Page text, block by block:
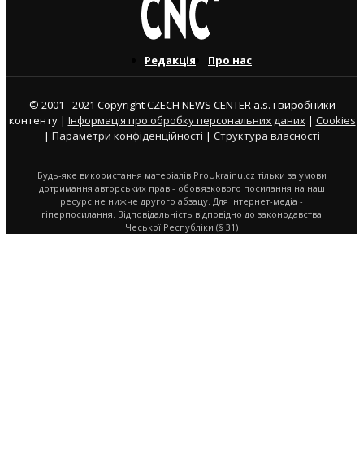
Редакція Про нас
© 2001 - 2021 Copyright CZECH NEWS CENTER a.s. і виробники
контенту | Інформація про обробку персональних даних| Cookies
| Параметри конфіденційності | Структура власності
Будь-яке використання матеріалів ProUkrainu.cz тільки за умови
дотримання авторських прав - обов'язкового посилання на наш
ресурс не нижче другого абзацу. Для інтернет-медіа -
гіперпосилання. Відповідальність відповідно до законодавства
Чеської Республіки (§ 31)